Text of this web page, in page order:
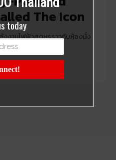
The Icon
งงานไฟฟ้าสุดหรูราวกับห้องนั่ง
today